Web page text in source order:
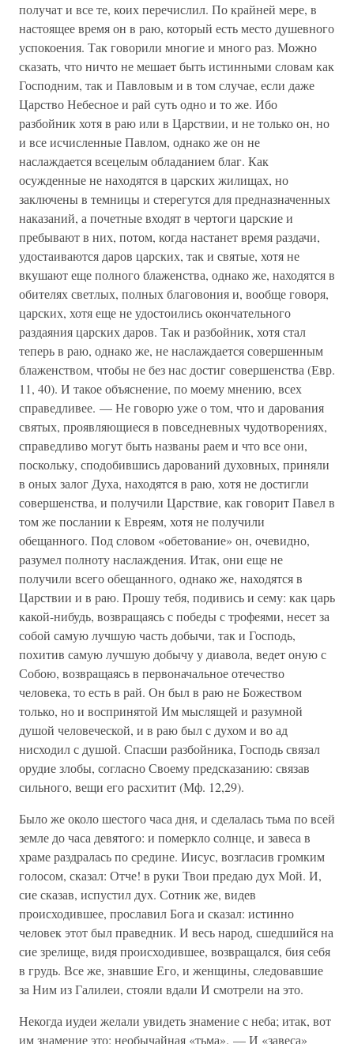
получат и все те, коих перечислил. По крайней мере, в
настоящее время он в раю, который есть место душевного
успокоения. Так говорили многие и много раз. Можно
сказать, что ничто не мешает быть истинными словам как
Господним, так и Павловым и в том случае, если даже
Царство Небесное и рай суть одно и то же. Ибо
разбойник хотя в раю или в Царствии, и не только он, но
и все исчисленные Павлом, однако же он не
наслаждается всецелым обладанием благ. Как
осужденные не находятся в царских жилищах, но
заключены в темницы и стерегутся для предназначенных
наказаний, а почетные входят в чертоги царские и
пребывают в них, потом, когда настанет время раздачи,
удостаиваются даров царских, так и святые, хотя не
вкушают еще полного блаженства, однако же, находятся в
обителях светлых, полных благовония и, вообще говоря,
царских, хотя еще не удостоились окончательного
раздаяния царских даров. Так и разбойник, хотя стал
теперь в раю, однако же, не наслаждается совершенным
блаженством, чтобы не без нас достиг совершенства (Евр.
11, 40). И такое объяснение, по моему мнению, всех
справедливее. — Не говорю уже о том, что и дарования
святых, проявляющиеся в повседневных чудотворениях,
справедливо могут быть названы раем и что все они,
поскольку, сподобившись дарований духовных, приняли
в оных залог Духа, находятся в раю, хотя не достигли
совершенства, и получили Царствие, как говорит Павел в
том же послании к Евреям, хотя не получили
обещанного. Под словом «обетование» он, очевидно,
разумел полноту наслаждения. Итак, они еще не
получили всего обещанного, однако же, находятся в
Царствии и в раю. Прошу тебя, подивись и сему: как царь
какой-нибудь, возвращаясь с победы с трофеями, несет за
собой самую лучшую часть добычи, так и Господь,
похитив самую лучшую добычу у диавола, ведет оную с
Собою, возвращаясь в первоначальное отечество
человека, то есть в рай. Он был в раю не Божеством
только, но и воспринятой Им мыслящей и разумной
душой человеческой, и в раю был с духом и во ад
нисходил с душой. Спасши разбойника, Господь связал
орудие злобы, согласно Своему предсказанию: связав
сильного, вещи его расхитит (Мф. 12,29).
Было же около шестого часа дня, и сделалась тьма по всей
земле до часа девятого: и померкло солнце, и завеса в
храме раздралась по средине. Иисус, возгласив громким
голосом, сказал: Отче! в руки Твои предаю дух Мой. И,
сие сказав, испустил дух. Сотник же, видев
происходившее, прославил Бога и сказал: истинно
человек этот был праведник. И весь народ, сшедшийся на
сие зрелище, видя происходившее, возвращался, бия себя
в грудь. Все же, знавшие Его, и женщины, следовавшие
за Ним из Галилеи, стояли вдали И смотрели на это.
Некогда иудеи желали увидеть знамение с неба; итак, вот
им знамение это: необычайная «тьма». — И «завеса»